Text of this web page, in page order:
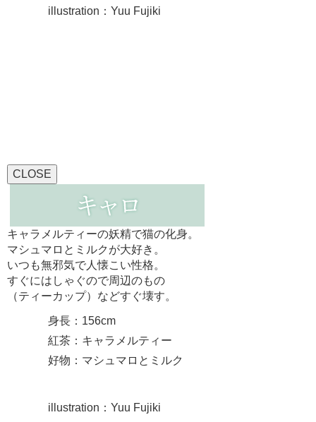
illustration：Yuu Fujiki
CLOSE
キャラメルティーの妖精で猫の化身。
マシュマロとミルクが大好き。
いつも無邪気で人懐こい性格。
すぐにはしゃぐので周辺のもの
（ティーカップ）などすぐ壊す。
身長：156cm
紅茶：キャラメルティー
好物：マシュマロとミルク
illustration：Yuu Fujiki